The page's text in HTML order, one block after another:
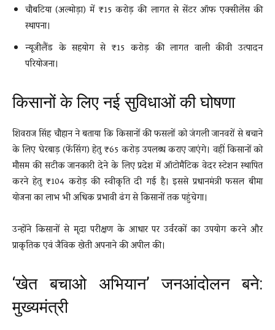
चौबटिया (अल्मोड़ा) में ₹15 करोड़ की लागत से सेंटर ऑफ एक्सीलेंस की
स्थापना।
न्यूजीलैंड के सहयोग से ₹15 करोड़ की लागत वाली कीवी उत्पादन
परियोजना।
किसानों के लिए नई सुविधाओं की घोषणा
शिवराज सिंह चौहान ने बताया कि किसानों की फसलों को जंगली जानवरों से बचाने
के लिए घेरबाड़ (फेंसिंग) हेतु ₹65 करोड़ उपलब्ध कराए जाएंगे। वहीं किसानों को
मौसम की सटीक जानकारी देने के लिए प्रदेश में ऑटोमैटिक वेदर स्टेशन स्थापित
करने हेतु ₹104 करोड़ की स्वीकृति दी गई है। इससे प्रधानमंत्री फसल बीमा
योजना का लाभ भी अधिक प्रभावी ढंग से किसानों तक पहुंचेगा।
उन्होंने किसानों से मृदा परीक्षण के आधार पर उर्वरकों का उपयोग करने और
प्राकृतिक एवं जैविक खेती अपनाने की अपील की।
‘खेत बचाओ अभियान’ जनआंदोलन बने:
मुख्यमंत्री